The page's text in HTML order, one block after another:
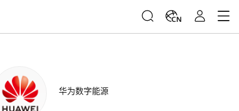
CN
华为数字能源